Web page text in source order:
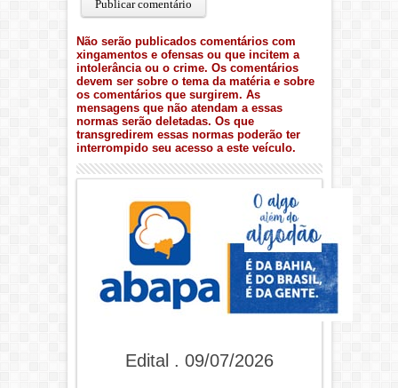
Não serão publicados comentários com
xingamentos e ofensas ou que incitem a
intolerância ou o crime. Os comentários
devem ser sobre o tema da matéria e sobre
os comentários que surgirem. As
mensagens que não atendam a essas
normas serão deletadas. Os que
transgredirem essas normas poderão ter
interrompido seu acesso a este veículo.
Edital . 09/07/2026